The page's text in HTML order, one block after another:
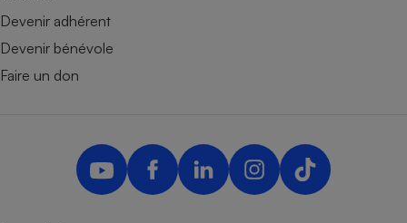
Devenir adhérent
Devenir bénévole
Faire un don